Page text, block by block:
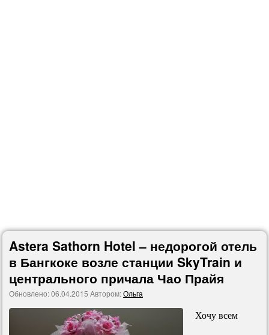
Astera Sathorn Hotel – недорогой отель
в Бангкоке возле станции SkyTrain и
центрального причала Чао Прайя
Обновлено:06.04.2015 Автором:Ольга
Хочу всем